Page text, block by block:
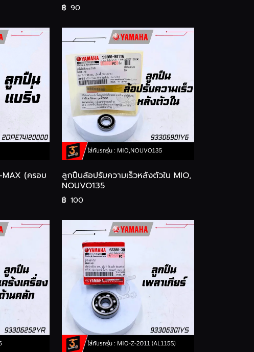
฿ 90
(ครอบ
ลูกปืนล้อปรับความเร็วหลังตัวใน MIO,
NOUVO135
฿ 100